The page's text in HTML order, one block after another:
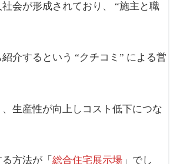
会が形成されており、 “施主と職
介するという “クチコミ” による営
生産性が向上しコスト低下につな
方法が「 総合住宅展示場 」でし